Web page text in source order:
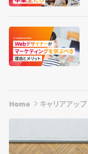
Home キャリアアップ